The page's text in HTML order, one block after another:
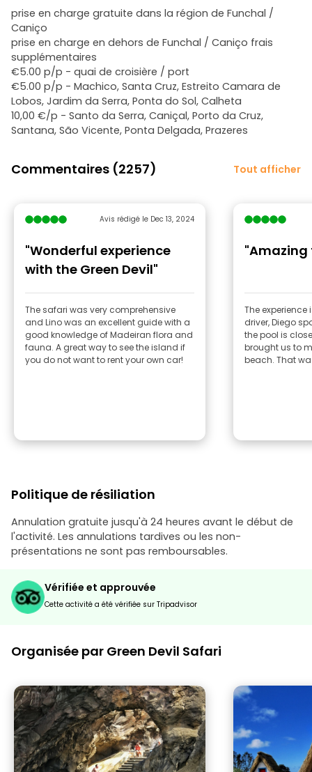
prise en charge gratuite dans la région de Funchal /
Caniço
prise en charge en dehors de Funchal / Caniço frais
supplémentaires
€5.00 p/p - quai de croisière / port
€5.00 p/p - Machico, Santa Cruz, Estreito Camara de
Lobos, Jardim da Serra, Ponta do Sol, Calheta
10,00 €/p - Santo da Serra, Caniçal, Porto da Cruz,
Santana, São Vicente, Ponta Delgada, Prazeres
Commentaires (2257) Tout afficher
Avis rédigé le Dec 13, 2024
"Wonderful experience
with the Green Devil"
The safari was very comprehensive
and Lino was an excellent guide with a
good knowledge of Madeiran flora and
fauna. A great way to see the island if
you do not want to rent your own car!
"Amazing
The experience
driver, Diego
the pool is
brought us to
beach. That
Politique de résiliation
Annulation gratuite jusqu'à 24 heures avant le début de
l'activité. Les annulations tardives ou les non-
présentations ne sont pas remboursables.
Vérifiée et approuvée
Cette activité a été vérifiée sur Tripadvisor
Organisée par Green Devil Safari